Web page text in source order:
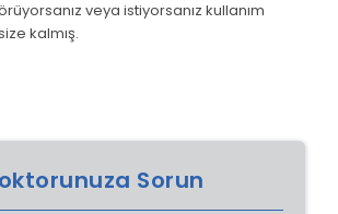
Sorun
veya istiyorsanız kullanım
kalmış.